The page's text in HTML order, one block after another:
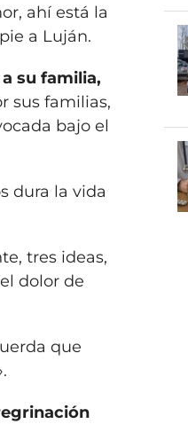
ahí está la
a Luján.
su familia,
sus familias,
bajo el
dura la vida
tres ideas,
dolor de
que